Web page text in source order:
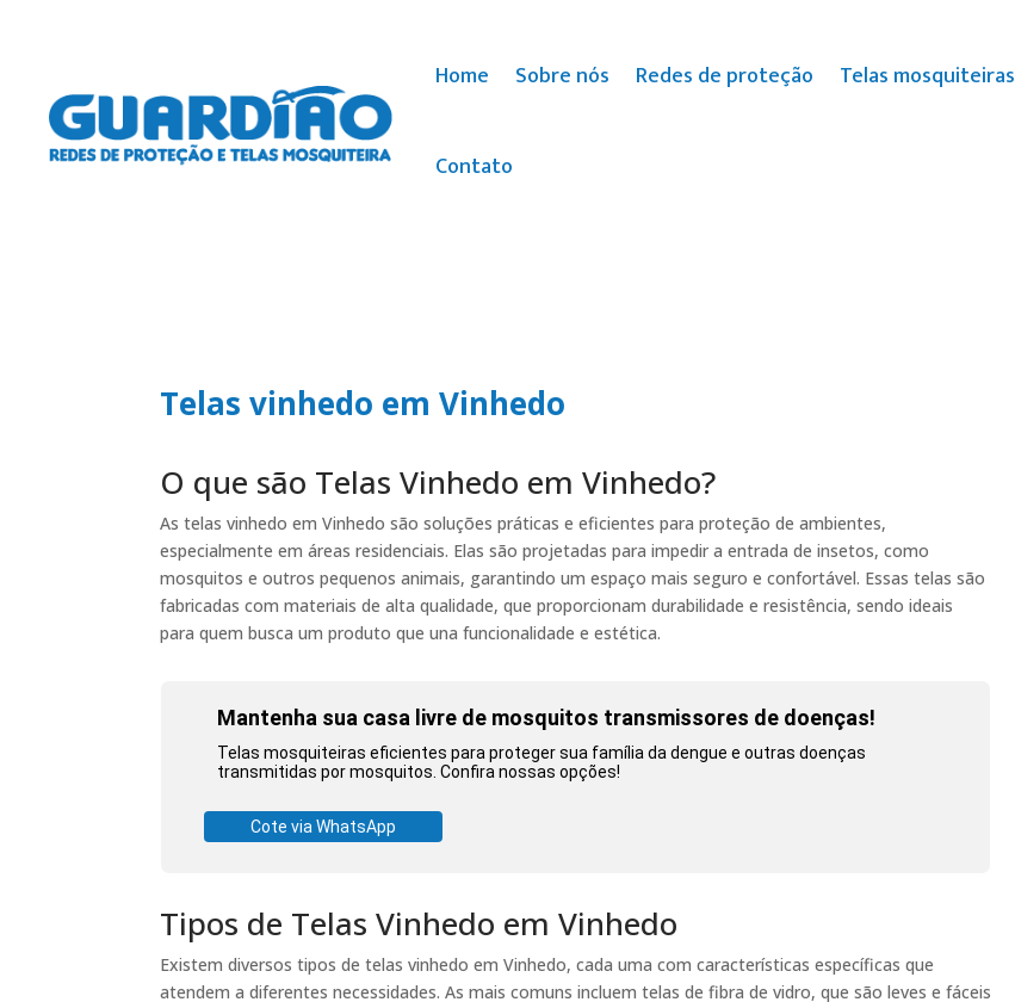
Home Sobre nós Redes de proteção Telas mosquiteiras
Contato
Telas vinhedo em Vinhedo
O que são Telas Vinhedo em Vinhedo?
As telas vinhedo em Vinhedo são soluções práticas e eficientes para proteção de ambientes,
especialmente em áreas residenciais. Elas são projetadas para impedir a entrada de insetos, como
mosquitos e outros pequenos animais, garantindo um espaço mais seguro e confortável. Essas telas são
fabricadas com materiais de alta qualidade, que proporcionam durabilidade e resistência, sendo ideais
para quem busca um produto que una funcionalidade e estética.
Mantenha sua casa livre de mosquitos transmissores de doenças!
Telas mosquiteiras eficientes para proteger sua família da dengue e outras doenças
transmitidas por mosquitos. Confira nossas opções!
Cote via WhatsApp
Tipos de Telas Vinhedo em Vinhedo
Existem diversos tipos de telas vinhedo em Vinhedo, cada uma com características específicas que
atendem a diferentes necessidades. As mais comuns incluem telas de fibra de vidro, que são leves e fáceis